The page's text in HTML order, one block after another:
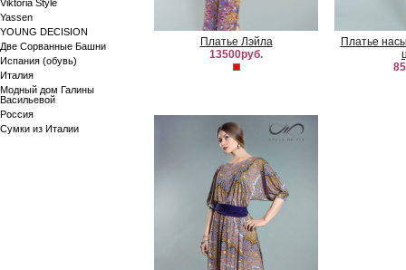
Viktoria Style
Yassen
YOUNG DECISION
Две Сорванные Башни
Испания (обувь)
Италия
Модный дом Галины
Васильевой
Россия
Сумки из Италии
Платье Лэйла
13500руб.
Платье